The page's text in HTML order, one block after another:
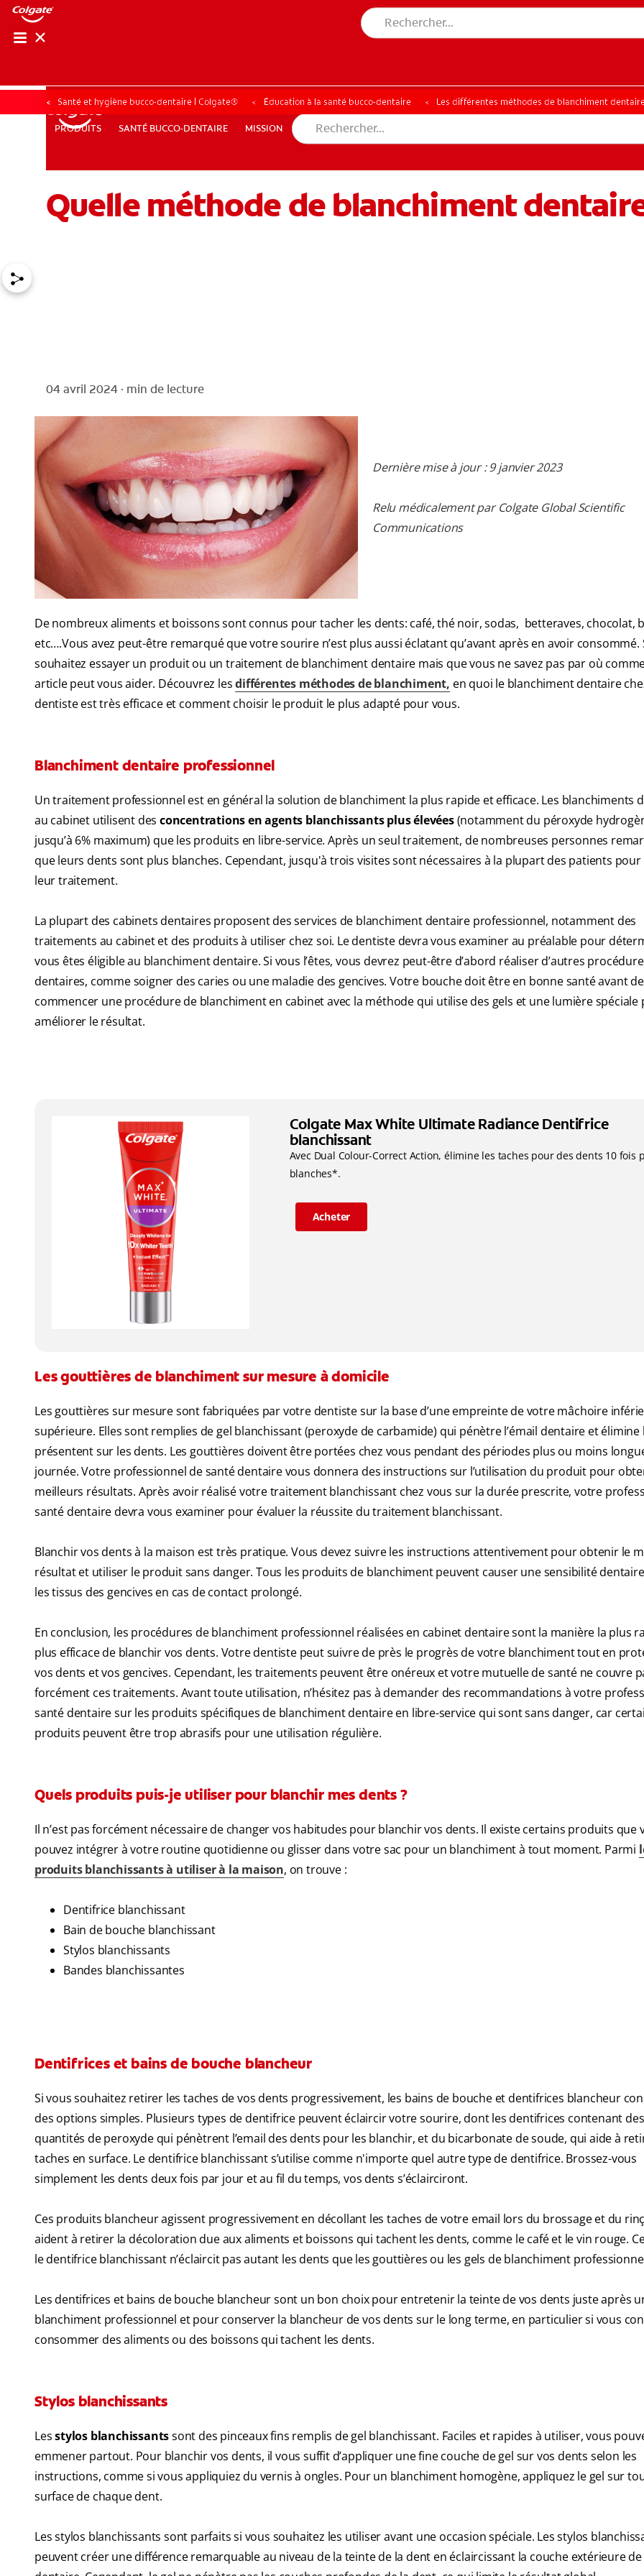
PRODUITS SANTÉ BUCCO-DENTAIRE MISSION
POUR LES PROFESSIONNELS CH (FR)
PRODUITS SANTÉ BUCCO-DENTAIRE MISSION
Santé et hygiène bucco-dentaire | Colgate® Éducation à la santé bucco-dentaire Les différentes méthodes de blanchiment
Quelle méthode de blanchiment
04 avril 2024 · min de lecture
Dernière mise à jour : 9 janvier 2023
Relu médicalement par Colgate Global Scientific
Communications
De nombreux aliments et boissons sont connus pour tacher les dents: café, thé noir, sodas, betteraves, chocolat,
etc….Vous avez peut-être remarqué que votre sourire n’est plus aussi éclatant qu’avant après en avoir consommé.
souhaitez essayer un produit ou un traitement de blanchiment dentaire mais que vous ne savez pas par où
article peut vous aider. Découvrez lesdifférentes méthodes de blanchiment, en quoi le blanchiment dentaire
dentiste est très efficace et comment choisir le produit le plus adapté pour vous.
Blanchiment dentaire professionnel
Un traitement professionnel est en général la solution de blanchiment la plus rapide et efficace. Les blanchiments
au cabinet utilisent desconcentrations en agents blanchissants plus élevées(notamment du péroxyde
jusqu’à 6% maximum) que les produits en libre-service. Après un seul traitement, de nombreuses personnes
que leurs dents sont plus blanches. Cependant, jusqu'à trois visites sont nécessaires à la plupart des patients
leur traitement.
La plupart des cabinets dentaires proposent des services de blanchiment dentaire professionnel, notamment des
traitements au cabinet et des produits à utiliser chez soi. Le dentiste devra vous examiner au préalable pour
vous êtes éligible au blanchiment dentaire. Si vous l’êtes, vous devrez peut-être d’abord réaliser d’autres
dentaires, comme soigner des caries ou une maladie des gencives. Votre bouche doit être en bonne santé avant de
commencer une procédure de blanchiment en cabinet avec la méthode qui utilise des gels et une lumière spéciale
améliorer le résultat.
Colgate Max White Ultimate Radiance Dentifrice
blanchissant
Avec Dual Colour-Correct Action, élimine les taches pour des dents 10 fois
blanches*.
Acheter
Les gouttières de blanchiment sur mesure à domicile
Les gouttières sur mesure sont fabriquées par votre dentiste sur la base d’une empreinte de votre mâchoire
supérieure. Elles sont remplies de gel blanchissant (peroxyde de carbamide) qui pénètre l’émail dentaire et élimine
présentent sur les dents. Les gouttières doivent être portées chez vous pendant des périodes plus ou moins
journée. Votre professionnel de santé dentaire vous donnera des instructions sur l’utilisation du produit pour
meilleurs résultats. Après avoir réalisé votre traitement blanchissant chez vous sur la durée prescrite, votre
santé dentaire devra vous examiner pour évaluer la réussite du traitement blanchissant.
Blanchir vos dents à la maison est très pratique. Vous devez suivre les instructions attentivement pour obtenir le
résultat et utiliser le produit sans danger. Tous les produits de blanchiment peuvent causer une sensibilité
les tissus des gencives en cas de contact prolongé.
En conclusion, les procédures de blanchiment professionnel réalisées en cabinet dentaire sont la manière la plus
plus efficace de blanchir vos dents. Votre dentiste peut suivre de près le progrès de votre blanchiment tout en
vos dents et vos gencives. Cependant, les traitements peuvent être onéreux et votre mutuelle de santé ne couvre
forcément ces traitements. Avant toute utilisation, n’hésitez pas à demander des recommandations à votre
santé dentaire sur les produits spécifiques de blanchiment dentaire en libre-service qui sont sans danger, car
produits peuvent être trop abrasifs pour une utilisation régulière.
Quels produits puis-je utiliser pour blanchir mes dents ?
Il n’est pas forcément nécessaire de changer vos habitudes pour blanchir vos dents. Il existe certains produits que
pouvez intégrer à votre routine quotidienne ou glisser dans votre sac pour un blanchiment à tout moment. Parmi
produits blanchissants à utiliser à la maison, on trouve :
Dentifrice blanchissant
Bain de bouche blanchissant
Stylos blanchissants
Bandes blanchissantes
Dentifrices et bains de bouche blancheur
Si vous souhaitez retirer les taches de vos dents progressivement, les bains de bouche et dentifrices blancheur
des options simples. Plusieurs types de dentifrice peuvent éclaircir votre sourire, dont les dentifrices contenant
quantités de peroxyde qui pénètrent l’email des dents pour les blanchir, et du bicarbonate de soude, qui aide à
taches en surface. Le dentifrice blanchissant s’utilise comme n'importe quel autre type de dentifrice. Brossez-vous
simplement les dents deux fois par jour et au fil du temps, vos dents s’éclairciront.
Ces produits blancheur agissent progressivement en décollant les taches de votre email lors du brossage et du
aident à retirer la décoloration due aux aliments et boissons qui tachent les dents, comme le café et le vin rouge.
le dentifrice blanchissant n’éclaircit pas autant les dents que les gouttières ou les gels de blanchiment
Les dentifrices et bains de bouche blancheur sont un bon choix pour entretenir la teinte de vos dents juste après
blanchiment professionnel et pour conserver la blancheur de vos dents sur le long terme, en particulier si vous
consommer des aliments ou des boissons qui tachent les dents.
Stylos blanchissants
Lesstylos blanchissantssont des pinceaux fins remplis de gel blanchissant. Faciles et rapides à utiliser, vous
emmener partout. Pour blanchir vos dents, il vous suffit d’appliquer une fine couche de gel sur vos dents selon les
instructions, comme si vous appliquiez du vernis à ongles. Pour un blanchiment homogène, appliquez le gel sur
surface de chaque dent.
Les stylos blanchissants sont parfaits si vous souhaitez les utiliser avant une occasion spéciale. Les stylos
peuvent créer une différence remarquable au niveau de la teinte de la dent en éclaircissant la couche extérieure de